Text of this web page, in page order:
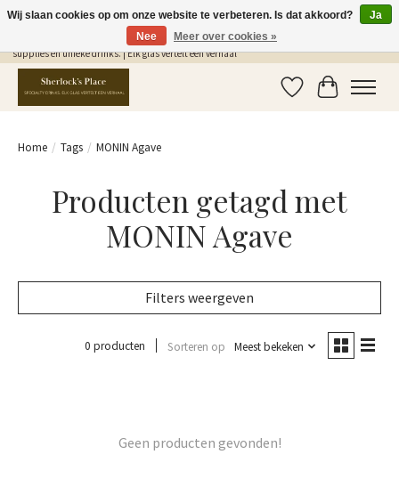
Gratis Verzending in NL vanaf €75,- | Sherlocks Place: dé plek voor MONIN siropen, bar
supplies en unieke drinks. | Elk glas vertelt een verhaal
Verlanglijst
Home / Tags / MONIN Agave
Producten getagd met
MONIN Agave
Filters weergeven
0 producten Sorteren op Meest bekeken
Geen producten gevonden!
Wij slaan cookies op om onze website te verbeteren. Is dat akkoord?
Ja
Nee
Meer over cookies »